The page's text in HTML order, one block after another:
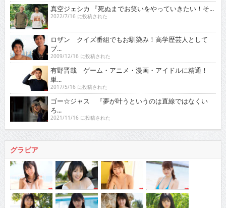
真空ジェシカ 『死ぬまでお笑いをやっていきたい！そ...
2022/7/16 に投稿された
ロザン クイズ番組でもお馴染み！高学歴芸人として
ブ...
2009/12/16 に投稿された
有野晋哉 ゲーム・アニメ・漫画・アイドルに精通！
単...
2017/5/16 に投稿された
ゴー☆ジャス 『夢が叶うというのは直線ではなくい
ろ...
2021/11/16 に投稿された
グラビア